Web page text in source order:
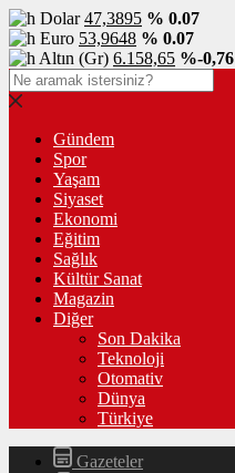
Dolar47,3895 % 0.07
Euro 53,9648 % 0.07
Altın (Gr) 6.158,65 %-0,76
Gündem
Spor
Yaşam
Siyaset
Ekonomi
Eğitim
Sağlık
Kültür Sanat
Magazin
Diğer
Son Dakika
Teknoloji
Otomativ
Dünya
Türkiye
Gazeteler